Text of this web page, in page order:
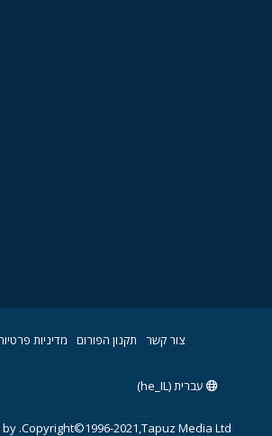
צור קשר תקנון הפורום מדיניות
עברית (he_IL)
Copyright©1996-2021,Tapuz Media Ltd.
by